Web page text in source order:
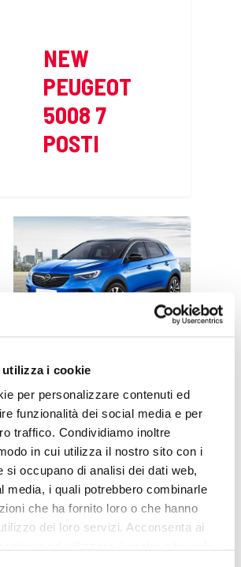
i cookie
per personalizzare contenuti ed
funzionalità dei social media e per
traffico. Condividiamo inoltre
in cui utilizza il nostro sito con i
si occupano di analisi dei dati web,
media, i quali potrebbero combinarle
che ha fornito loro o che hanno
dei loro servizi. Acconsenta ai
NEW
PEUGEOT
5008 7
POSTI
OPEL
GRANDLAND
X